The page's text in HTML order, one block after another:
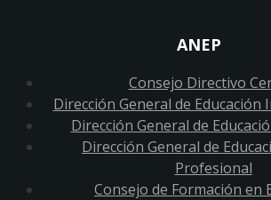
ANEP
Consejo Directivo
Dirección General de Educación
Dirección General de
Dirección General de
Profesional
Consejo de Formación en